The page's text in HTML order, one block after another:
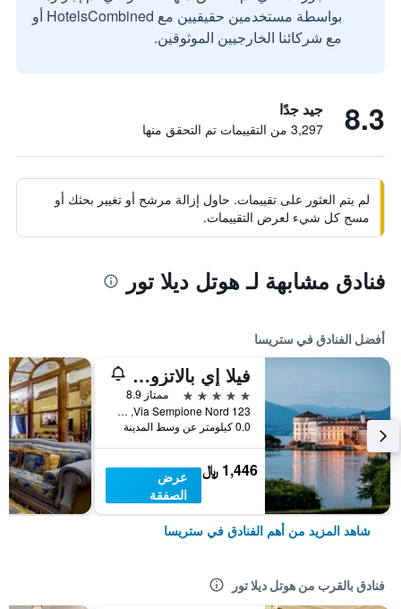
بواسطة مستخدمين حقيقيين مع HotelsCombined أو
مع شركائنا الخارجيين الموثوقين.
8.3 جيد جدًا
3,297 من التقييمات تم التحقق منها
لم يتم العثور على تقييمات. حاول إزالة مرشح أو تغيير بحثك أو
مسح كل شيء لعرض التقييمات.
فنادق مشابهة لـ هوتل ديلا تور
أفضل الفنادق في ستريسا
فيلا إي بالاتزو أمنتا هوتل بيوتي آند سبا
5 نجوم
ممتاز 8.9
Via Sempione Nord 123, ستريسا, مقاطعة فربانو كوزيو أوسولا, إيطاليا
0.0 كيلومتر عن وسط المدينة
1,446 ﷼
عرض
الصفقة
شاهد المزيد من أهم الفنادق في ستريسا
فنادق بالقرب من هوتل ديلا تور